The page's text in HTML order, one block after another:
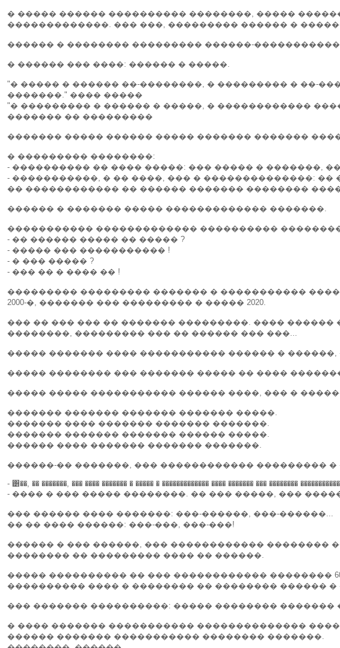
� ����� ������ ���������� ��������, �����
�������������. ��� ���, ��������� ������ �
������ � �������� ��������� ������-
� ������ ��� ����: ������ � �����.
"� ����� � ������ ��-��������, � ��������� � ��-
�������." ���� �����
"� ��������� � ������ � �����, � ������������
������� �� ���������
������� ����� ������ ����� ������� �������
� ��������� ��������:
- ���������� �� ���� �����: ��� ����� � �������,
- �����������, � �� ����, ��� � ��������������:
�� ������������ �� ������ ������� ��������
������ � ������� ����� ������������� �������.
����������� ������������� ����������
- �� ������ ����� �� ����� ?
- ����� ��� ����������� !
- � ��� ����� ?
- ��� �� � ���� �� !
��������� ��������� ������� � ����������� ����
2000-�, ������� ��� ��������� � ����� 2020.
��� �� ��� ��� �� ������� ���������. ����
��������, ��������� ��� �� ������ ��� ���...
����� ������� ���� ����������� ������ �
����� �������� ��� ������� ����� �� ����
����� ����� ����������� ������ ����, ��� �
������� ������� ������� ������� �����.
������� ���� ������� ������� �������.
������� ������� ������� ������ �����.
������ ���� ������� ������� �������.
������-�� �������, ��� ������������ ���������
- ͸��, �� �������, ��� ���� ������� � ����� � ������������� ���� ������� ��� ��������
- ���� � ��� ����� ��������. �� ��� �����, ���
��� ������ ���� �������: ���-������, ���-������...
�� �� ���� ������: ���-���, ���-���!
������ � ��� ������, ��� ������������ ��������
�������� �� ��������� ���� �� ������.
����� ���������� �� ��� ������������ ��������
���������� ���� � �������� �� �������� ������ �
��� ������� ����������: ����� ��������
� ���� ������� ����������� ��������������
������ ������� ����������� �������� �������.